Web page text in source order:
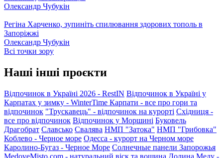
Олександр Чубукін
Регіна Харченко, зупиніть спилювання здорових тополь в
Запоріжжі
Олександр Чубукін
Всі точки зору
Наші інші проєкти
Відпочинок в Україні 2026 - RestIN Відпочинок в Україні у
Карпатах у зимку - WinterTime Карпати - все про гори та
відпочинок "Трускавець" - відпочинок на курорті Східниця -
все про відпочинок Відпочинок у Моршині Буковель
Драгобрат Славсько Свалява НМП "Затока" НМП "Грибовка"
Коблево - Черное море Одесса - курорт на Черном море
Каролино-Бугаз - Черное Море Солнечные панели Запорожья